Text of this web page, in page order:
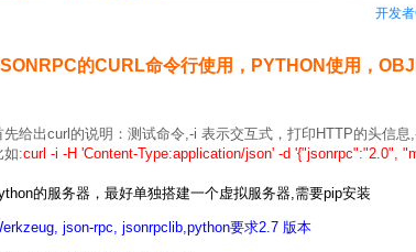
开发
的CURL命令行使用，PYTHON使用，
先给出curl的说明：测试命令,-i 表示交互式，打印HTTP的头信
如:curl -i -H 'Content-Type:application/json' -d '{"jsonrpc":"2.0",
的服务器，最好单独搭建一个虚拟服务器,需要pip安装
json-rpc, jsonrpclib,python要求2.7 版本